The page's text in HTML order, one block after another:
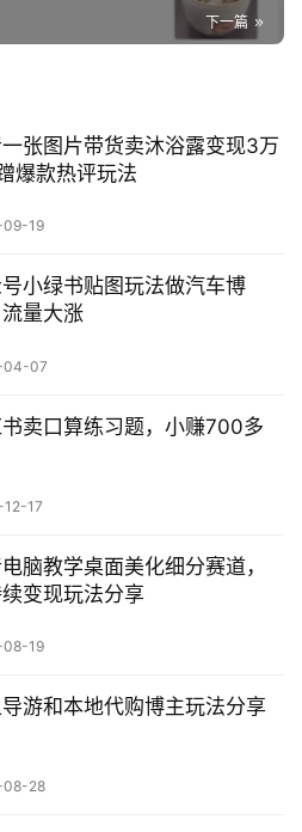
下一篇
张图片带货卖沐浴露变现3万
爆款热评玩法
09-19
小绿书贴图玩法做汽车博
量大涨
04-07
卖口算练习题，小赚700多
17
脑教学桌面美化细分赛道，
变现玩法分享
08-19
游和本地代购博主玩法分享
08-28